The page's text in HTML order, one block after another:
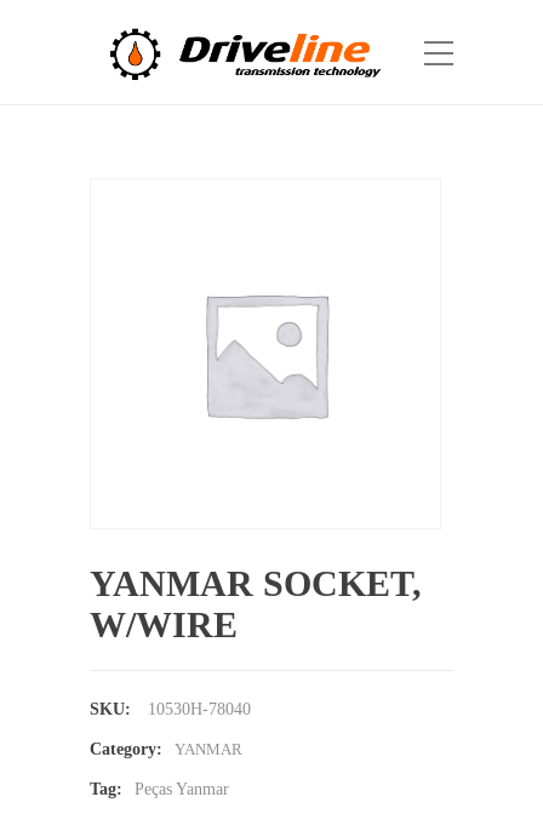
YANMAR SOCKET,
W/WIRE
SKU: 10530H-78040
Category: YANMAR
Tag: Peças Yanmar